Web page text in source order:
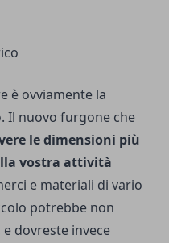
è ovviamente la
Il nuovo furgone che
le dimensioni più
vostra attività
e materiali di vario
potrebbe non
dovreste invece